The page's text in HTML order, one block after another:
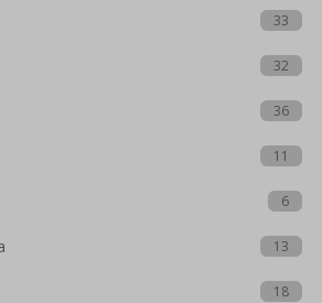
33
32
36
11
6
13
18